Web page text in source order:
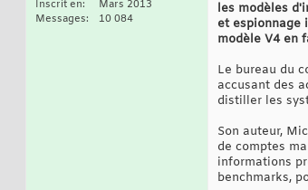
Inscrit en
Mars 2013
Messages
10 084
les modèles
et espionnage
modèle V4 en
Le bureau du
accusant des
distiller les
Son auteur,
de comptes
informations
benchmarks,